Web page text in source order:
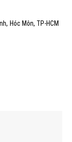
Hóc Môn, TP-HCM